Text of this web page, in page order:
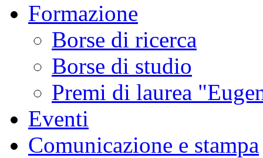
Formazione
Borse di ricerca
Borse di studio
Premi di laurea
Eventi
Comunicazione e stampa